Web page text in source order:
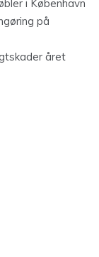
i København
på
året